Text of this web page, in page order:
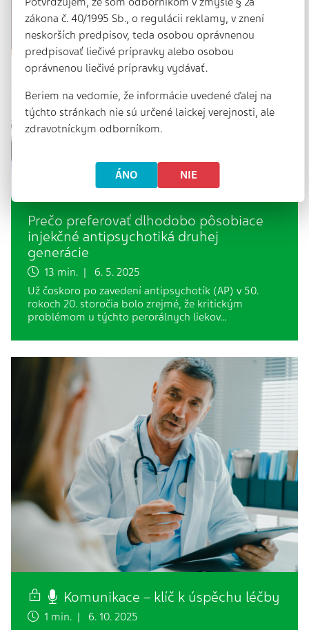
Prečo preferovať dlhodobo pôsobiace
injekčné antipsychotiká druhej
generácie
13 min. | 6. 5. 2025
Už čoskoro po zavedení antipsychotík (AP) v 50.
rokoch 20. storočia bolo zrejmé, že kritickým
problémom u týchto perorálnych liekov…
Komunikace – klíč k úspěchu léčby
1 min. | 6. 10. 2025
zákona č. 40/1995 Sb., o regulácii reklamy, v znení
neskorších predpisov, teda osobou oprávnenou
predpisovať liečivé prípravky alebo osobou
oprávnenou liečivé prípravky vydávať.
Beriem na vedomie, že informácie uvedené ďalej na
týchto stránkach nie sú určené laickej verejnosti, ale
zdravotníckym odborníkom.
ÁNO NIE